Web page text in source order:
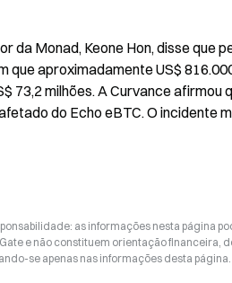
da Monad, Keone Hon, disse que
que aproximadamente US$
73,2 milhões. A Curvance
do Echo eBTC. O incidente
as informações nesta página
e não constituem orientação financeira,
se apenas nas informações desta